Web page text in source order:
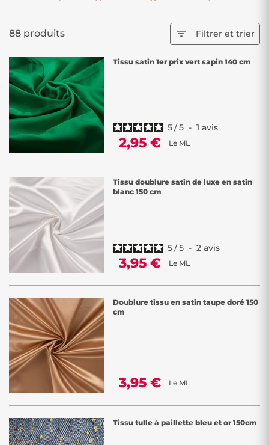
88 produits  Filtrer et trier
Tissu satin 1er prix vert sapin 140 cm
5/5 - 1 avis
2,95 € Le ML
Tissu doublure satin de luxe en satin
blanc 150 cm
5/5 - 2 avis
3,95 € Le ML
Doublure tissu en satin taupe doré 150
cm
3,95 € Le ML
Tissu tulle à paillette bleu et or 150cm